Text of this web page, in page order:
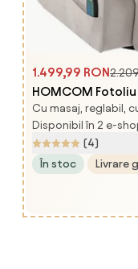
1.499,99 RON
HOMCOM
Masaj și Încălzire
Puncte Vibrante,
Depozitare, Bej |
Cu masaj, reglabil,
Disponibil în 2 e-
(4)
În stoc
Livrare